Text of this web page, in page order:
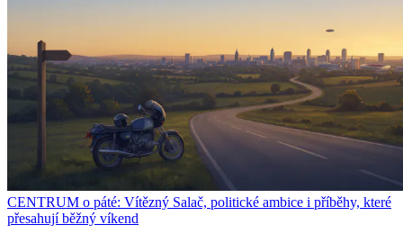
CENTRUM o páté: Vítězný Salač, politické ambice i příběhy, které
přesahují běžný víkend